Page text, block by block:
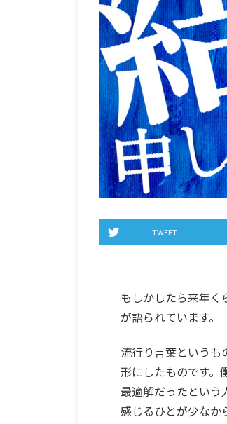
TWEET
もしかしたら来年く
が語られています。
流行り言葉というも
形にしたものです。
最適解だったという
感じるひとが少なか